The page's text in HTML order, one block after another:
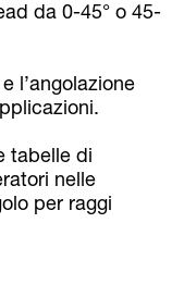
da 0-45° o 45-
l’angolazione
tabelle di
nelle
per raggi